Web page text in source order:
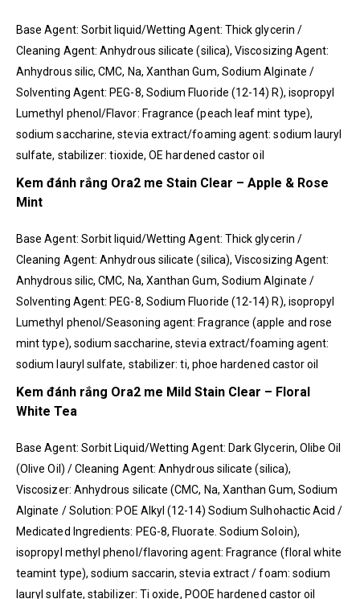
Base Agent: Sorbit liquid/Wetting Agent: Thick glycerin /
Cleaning Agent: Anhydrous silicate (silica), Viscosizing Agent:
Anhydrous silic, CMC, Na, Xanthan Gum, Sodium Alginate /
Solventing Agent: PEG-8, Sodium Fluoride (12-14) R), isopropyl
Lumethyl phenol/Flavor: Fragrance (peach leaf mint type),
sodium saccharine, stevia extract/foaming agent: sodium lauryl
sulfate, stabilizer: tioxide, OE hardened castor oil
Kem đánh rắng Ora2 me Stain Clear – Apple & Rose
Mint
Base Agent: Sorbit liquid/Wetting Agent: Thick glycerin /
Cleaning Agent: Anhydrous silicate (silica), Viscosizing Agent:
Anhydrous silic, CMC, Na, Xanthan Gum, Sodium Alginate /
Solventing Agent: PEG-8, Sodium Fluoride (12-14) R), isopropyl
Lumethyl phenol/Seasoning agent: Fragrance (apple and rose
mint type), sodium saccharine, stevia extract/foaming agent:
sodium lauryl sulfate, stabilizer: ti, phoe hardened castor oil
Kem đánh rắng Ora2 me Mild Stain Clear – Floral
White Tea
Base Agent: Sorbit Liquid/Wetting Agent: Dark Glycerin, Olibe Oil
(Olive Oil) / Cleaning Agent: Anhydrous silicate (silica),
Viscosizer: Anhydrous silicate (CMC, Na, Xanthan Gum, Sodium
Alginate / Solution: POE Alkyl (12-14) Sodium Sulhohactic Acid /
Medicated Ingredients: PEG-8, Fluorate. Sodium Soloin),
isopropyl methyl phenol/flavoring agent: Fragrance (floral white
teamint type), sodium saccarin, stevia extract / foam: sodium
lauryl sulfate, stabilizer: Ti oxide, POOE hardened castor oil